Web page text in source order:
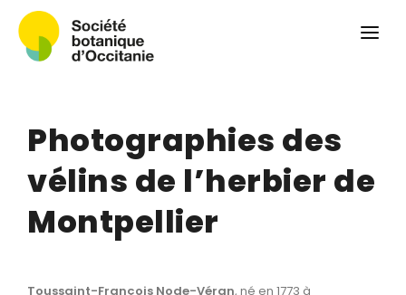
Colloque
Convergences botaniques
Photographies des
vélins de l’herbier de
Montpellier
Toussaint-François Node-Véran, né en 1773 à